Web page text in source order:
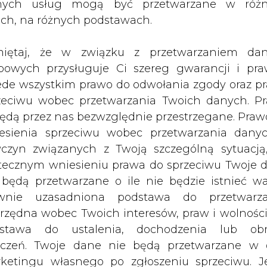
usług mogą być przetwarzane w
na różnych podstawach.
że w związku z przetwarzaniem
przysługuje Ci szereg gwarancji i
wszystkim prawo do odwołania zgody oraz
wobec przetwarzania Twoich danych.
przez nas bezwzględnie przestrzegane.
sprzeciwu wobec przetwarzania
związanych z Twoją szczególną
wniesieniu prawa do sprzeciwu Twoje
przetwarzane o ile nie będzie istnieć
uzasadniona podstawa do
wobec Twoich interesów, praw i
do ustalenia, dochodzenia lub
Twoje dane nie będą przetwarzane w
własnego po zgłoszeniu sprzeciwu.
Agencji ds. Sieci
Niemczech zainstalowano nowe
387,6 MW. W sierpniu było to 408
dachowe i naziemne do 750 kW
na projekty o skali użytkowej,